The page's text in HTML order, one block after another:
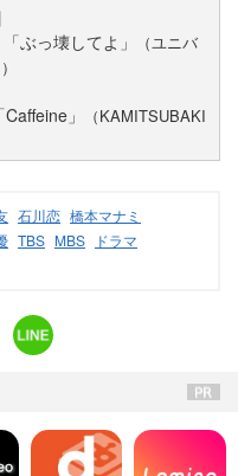
ぶっ壊してよ」
（ユニバ
」
（KAMITSUBAKI
石川恋 橋本マナミ
TBS MBS
ドラマ